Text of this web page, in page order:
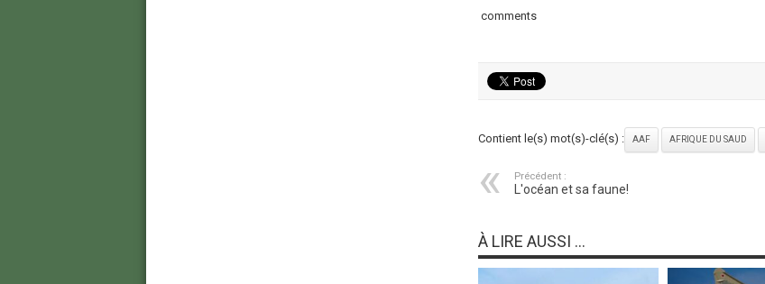
comments
Contient le(s) mot(s)-clé(s) : AAF AFRIQUE DU SAUD
Précédent :
L'océan et sa faune!
À LIRE AUSSI ...